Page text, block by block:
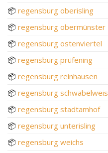
📦 regensburg oberisling
📦 regensburg obermünster
📦 regensburg ostenviertel
📦 regensburg prüfening
📦 regensburg reinhausen
📦 regensburg schwabelweis
📦 regensburg stadtamhof
📦 regensburg unterisling
📦 regensburg weichs